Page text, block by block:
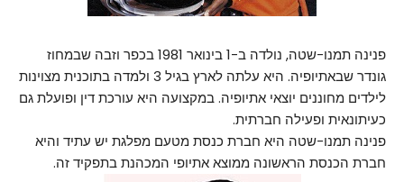
פנינה תמנו-שטה, נולדה ב-1 בינואר 1981 בכפר וזבה שבמחוז
גונדר שבאתיופיה. היא עלתה לארץ בגיל 3 ולמדה בתוכנית מצוינות
לילדים מחוננים יוצאי אתיופיה. במקצועה היא עורכת דין ופועלת גם
כעיתונאית ופעילה חברתית.
פנינה תמנו-שטה היא חברת כנסת מטעם מפלגת יש עתיד והיא
חברת הכנסת הראשונה ממוצא אתיופי המכהנת בתפקיד זה.